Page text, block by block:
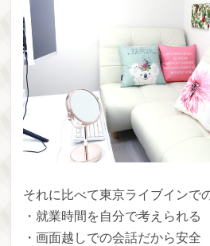
それに比べて東京ライブインで
・就業時間を自分で考えられる
・画面越しでの会話だから安全